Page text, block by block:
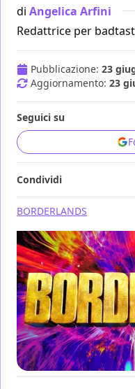
di Angelica Arfini
Redattrice per
Pubblicazione: 23
Aggiornamento: 23
Seguici su
Condividi
BORDERLANDS